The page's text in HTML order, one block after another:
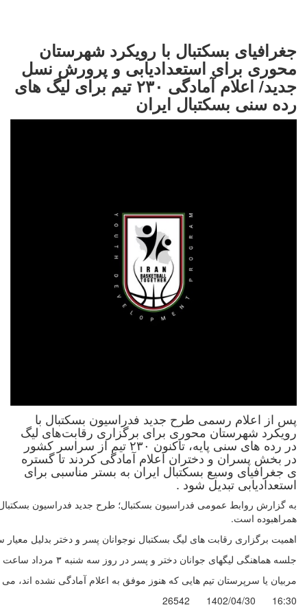
جغرافیای بسکتبال با رویکرد شهرستان
محوری برای استعدادیابی و پرورش نسل
جدید/ اعلام آمادگی ۲۳۰ تیم برای لیگ های
رده سنی بسکتبال ایران
پس از اعلام رسمی طرح جدید فدراسیون بسکتبال با
رویکرد شهرستان محوری برای برگزاری رقابت‌های لیگ
در رده های سنی پایه، تاکنون ۲۳۰ تیم از سراسر کشور
در بخش پسران و دختران اعلام آمادگی کردند تا گستره
ی جغرافیای وسیع بسکتبال ایران به بستر مناسبی برای
استعدادیابی تبدیل شود .
همراهبوده است.
اهمیت برگزاری رقابت های لیگ بسکتبال نوجوانان پسر و دختر بدلیل
جلسه هماهنگی لیگهای جوانان دختر و پسر در روز سه شنبه ۳ مرداد ساعت ۹ در سالن بسکتبال آزادی آغاز خواهد شد.
مربیان یا سرپرستان تیم هایی که هنوز موفق به اعلام آمادگی نشده اند،
16:30
1402/04/30
26542